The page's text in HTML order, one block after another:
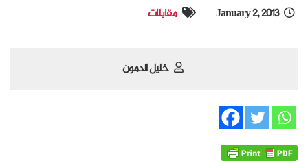
January 2, 2013 مقابلات
خليل الدمون